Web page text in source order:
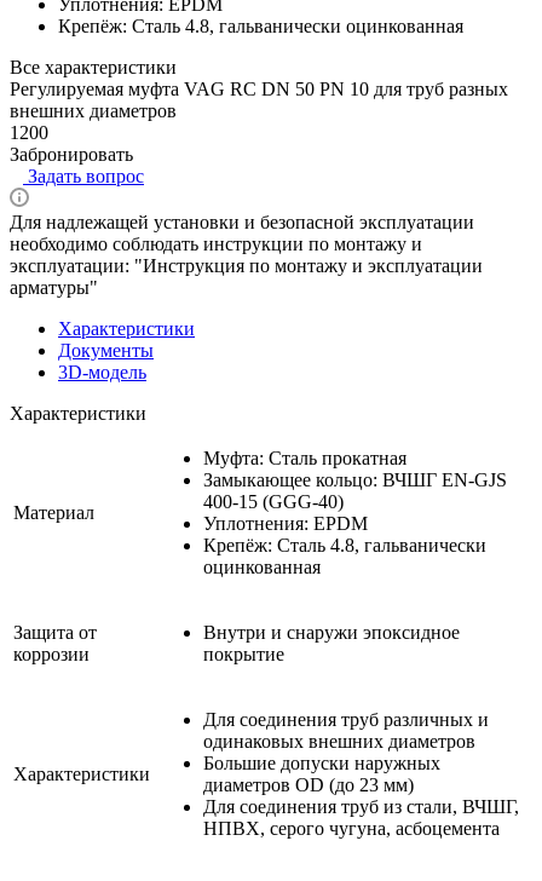
Крепёж: Сталь 4.8, гальванически оцинкованная
Все характеристики
Регулируемая муфта VAG RC DN 50 PN 10 для труб разных
внешних диаметров
1200
Забронировать
Задать вопрос
Для надлежащей установки и безопасной эксплуатации
необходимо соблюдать инструкции по монтажу и
эксплуатации: "Инструкция по монтажу и эксплуатации
арматуры"
Характеристики
Документы
3D-модель
Характеристики
Материал
Муфта: Сталь прокатная
Замыкающее кольцо: ВЧШГ EN-GJS
400-15 (GGG-40)
Уплотнения: EPDM
Крепёж: Сталь 4.8, гальванически
оцинкованная
Защита от
коррозии
Внутри и снаружи эпоксидное
покрытие
Характеристики
Для соединения труб различных и
одинаковых внешних диаметров
Большие допуски наружных
диаметров OD (до 23 мм)
Для соединения труб из стали, ВЧШГ,
НПВХ, серого чугуна, асбоцемента